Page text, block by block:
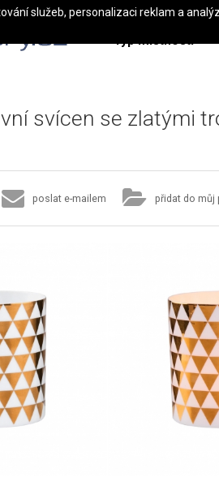
Typ místnosti
svícen se zlatými
poslat e-mailem přidat do můj
služeb, personalizaci reklam a